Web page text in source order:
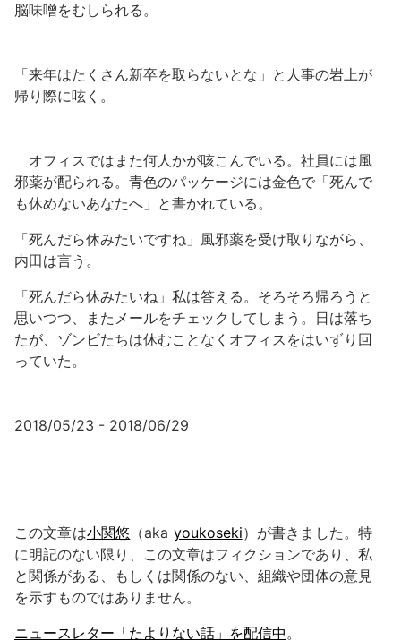
脳味噌をむしられる。
「来年はたくさん新卒を取らないとな」と人事の岩上が
帰り際に呟く。
オフィスではまた何人かが咳こんでいる。社員には風
邪薬が配られる。青色のパッケージには金色で「死んで
も休めないあなたへ」と書かれている。
「死んだら休みたいですね」風邪薬を受け取りながら、
内田は言う。
「死んだら休みたいね」私は答える。そろそろ帰ろうと
思いつつ、またメールをチェックしてしまう。日は落ち
たが、ゾンビたちは休むことなくオフィスをはいずり回
っていた。
2018/05/23 - 2018/06/29
この文章は小関悠 （aka youkoseki）が書きました。特
に明記のない限り、この文章はフィクションであり、私
と関係がある、もしくは関係のない、組織や団体の意見
を示すものではありません。
ニュースレター「たよりない話」を配信中。